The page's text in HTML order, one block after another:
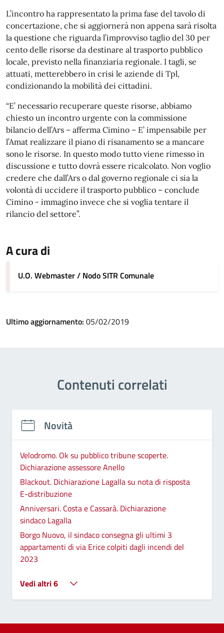
L’incontro ha rappresentato la prima fase del tavolo di
concertazione, che si aggiornerà non appena sarà risolta
la questione che riguarda l’improvviso taglio del 30 per
cento delle risorse da destinare al trasporto pubblico
locale, previsto nella finanziaria regionale. I tagli, se
attuati, metterebbero in crisi le aziende di Tpl,
condizionando la mobilità dei cittadini.
“E’ necessario recuperare queste risorse, abbiamo
chiesto un incontro urgente con la commissione
bilancio dell’Ars – afferma Cimino – E’ impensabile per
l’Amat realizzare il piano di risanamento se a mancare
sono le risorse. In questo modo tutto viene rimesso in
discussione e tutto dovrà essere ricalcolato. Non voglio
credere che dall’Ars o dal governo regionale ci sia la
volontà di uccidere il trasporto pubblico – conclude
Cimino - immagino invece che si voglia tentare il
rilancio del settore”.
A cura di
U.O. Webmaster / Nodo SITR Comunale
Ultimo aggiornamento: 05/02/2019
Contenuti correlati
Novità
Velodromo. Ok su pubblico tribune scoperte.
Dichiarazione assessore Anello
Blackout. Dichiarazione Lagalla su nota di risposta
E-distribuzione
Anniversari. Costa e Cassarà. Dichiarazione
sindaco Lagalla
Borgo Nuovo, il sindaco consegna gli ultimi 3
appartamenti di via Erice colpiti dagli incendi del
2023
Vedi altri 6